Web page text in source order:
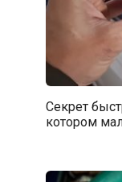
Секрет
котором